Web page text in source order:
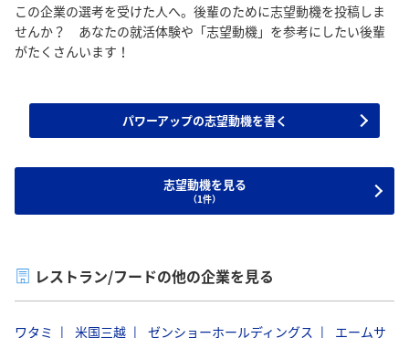
この企業の選考を受けた人へ。後輩のために志望動機を投稿しま
せんか？ あなたの就活体験や「志望動機」を参考にしたい後輩
がたくさんいます！
パワーアップの志望動機を書く
志望動機を見る
（1件）
レストラン/フードの他の企業を見る
ワタミ 米国三越 ゼンショーホールディングス
エームサ